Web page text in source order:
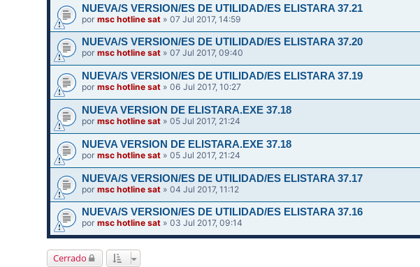
NUEVA/S VERSION/ES DE UTILIDAD/ES ELISTARA 37.21
pormsc hotline sat » 07 Jul 2017, 14:59
NUEVA/S VERSION/ES DE UTILIDAD/ES ELISTARA 37.20
pormsc hotline sat » 07 Jul 2017, 09:40
NUEVA/S VERSION/ES DE UTILIDAD/ES ELISTARA 37.19
pormsc hotline sat » 06 Jul 2017, 10:27
NUEVA VERSION DE ELISTARA.EXE 37.18
pormsc hotline sat » 05 Jul 2017, 21:24
NUEVA VERSION DE ELISTARA.EXE 37.18
pormsc hotline sat » 05 Jul 2017, 21:24
NUEVA/S VERSION/ES DE UTILIDAD/ES ELISTARA 37.17
pormsc hotline sat » 04 Jul 2017, 11:12
NUEVA/S VERSION/ES DE UTILIDAD/ES ELISTARA 37.16
pormsc hotline sat » 03 Jul 2017, 09:14
Cerrado